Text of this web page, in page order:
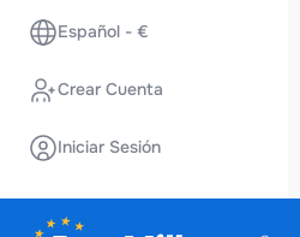
Español - €
Crear Cuenta
Iniciar Sesión